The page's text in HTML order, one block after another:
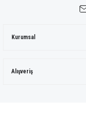
Kurumsal
Alışveriş